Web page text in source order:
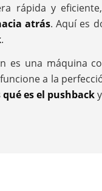
rápida y eficiente,
atrás. Aquí es
.
es una máquina
a la
es el pushback